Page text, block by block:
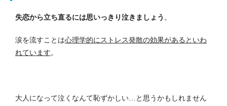
失恋から立ち直るには思いっきり泣きましょう 。
涙を流すことは心理学的にストレス発散の効果があるといわ
れています。
大人になって泣くなんて恥ずかしい…と思うかもしれません